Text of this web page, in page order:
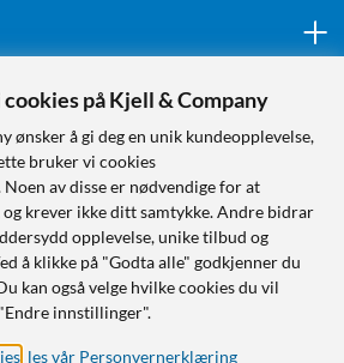
på Kjell & Company
ønsker å gi deg en unik kundeopplevelse,
bruker vi cookies
av disse er nødvendige for at
krever ikke ditt samtykke. Andre bidrar
opplevelse, unike tilbud og
å klikke på "Godta alle" godkjenner du
kan også velge hvilke cookies du vil
innstillinger".
les vår Personvernerklæring